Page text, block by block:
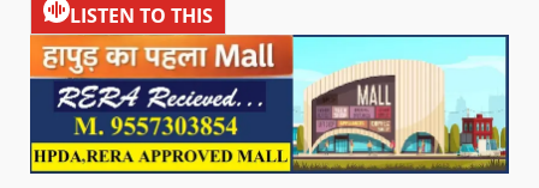
LISTEN TO THIS